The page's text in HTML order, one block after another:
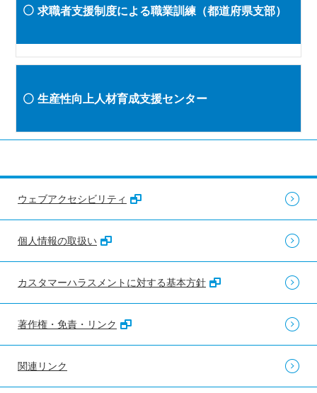
求職者支援制度による職業訓練（都道府県支部）
生産性向上人材育成支援センター
ウェブアクセシビリティ
個人情報の取扱い
カスタマーハラスメントに対する基本方針
著作権・免責・リンク
関連リンク